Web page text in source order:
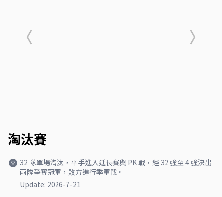
淘汰賽
32 隊單場淘汰，平手進入延長賽與 PK 戰，經 32 強至 4 強決出
兩隊爭奪冠軍，敗方進行季軍戰。
Update: 2026-7-21